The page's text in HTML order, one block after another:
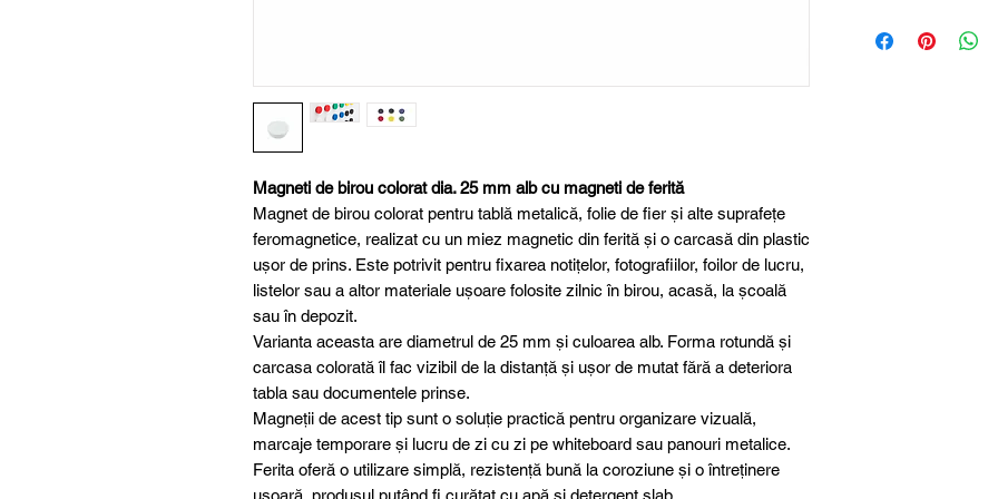
Magneti de birou colorat dia. 25 mm alb cu magneti de ferită
Magnet de birou colorat pentru tablă metalică, folie de fier și alte suprafețe
feromagnetice, realizat cu un miez magnetic din ferită și o carcasă din plastic
ușor de prins. Este potrivit pentru fixarea notițelor, fotografiilor, foilor de lucru,
listelor sau a altor materiale ușoare folosite zilnic în birou, acasă, la școală
sau în depozit.
Varianta aceasta are diametrul de 25 mm și culoarea alb. Forma rotundă și
carcasa colorată îl fac vizibil de la distanță și ușor de mutat fără a deteriora
tabla sau documentele prinse.
Magneții de acest tip sunt o soluție practică pentru organizare vizuală,
marcaje temporare și lucru de zi cu zi pe whiteboard sau panouri metalice.
Ferita oferă o utilizare simplă, rezistență bună la coroziune și o întreținere
ușoară, produsul putând fi curățat cu apă și detergent slab.
Tip produs